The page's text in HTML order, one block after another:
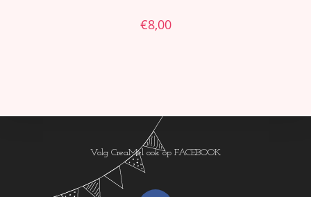
€8,00
Volg CreaMel ook op FACEBOOK